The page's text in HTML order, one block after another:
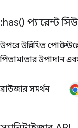
:has() প্যারেন্ট
উপরে উল্লিখিত পোস্টে
পিতামাতার উপাদান
ব্রাউজার সমর্থন